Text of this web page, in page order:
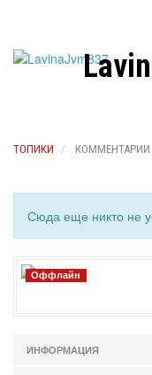
ТОПИКИ КОММЕНТАРИИ
Сюда еще никто не
Оффлайн
ИНФОРМАЦИЯ